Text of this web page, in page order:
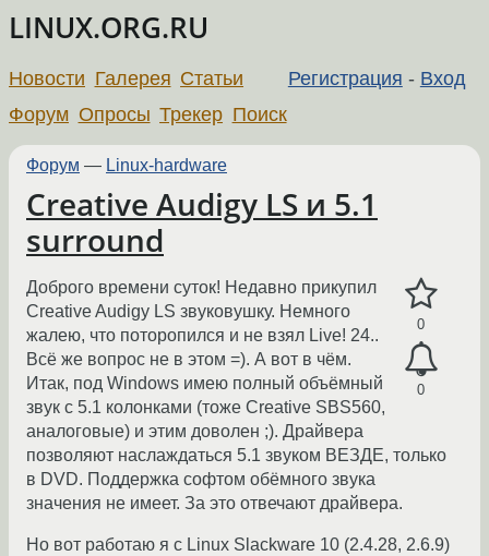
LINUX.ORG.RU
Регистрация - Вход
Новости Галерея Статьи
Форум Опросы Трекер Поиск
Форум — Linux-hardware
Creative Audigy LS и 5.1
surround
0
0
Доброго времени суток! Недавно прикупил
Creative Audigy LS звуковушку. Немного
жалею, что поторопился и не взял Live! 24..
Всё же вопрос не в этом =). А вот в чём.
Итак, под Windows имею полный объёмный
звук с 5.1 колонками (тоже Creative SBS560,
аналоговые) и этим доволен ;). Драйвера
позволяют наслаждаться 5.1 звуком ВЕЗДЕ, только
в DVD. Поддержка софтом обёмного звука
значения не имеет. За это отвечают драйвера.
Но вот работаю я с Linux Slackware 10 (2.4.28, 2.6.9)